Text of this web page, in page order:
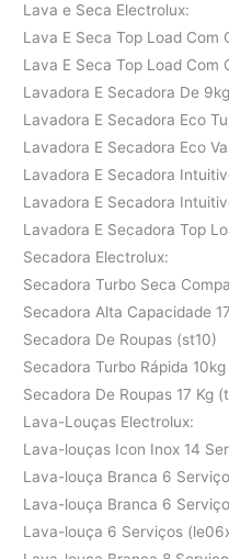
Lava e Seca Electrolux:
Lava E Seca Top Load Com
Lava E Seca Top Load Com
Lavadora E Secadora De
Lavadora E Secadora Eco
Lavadora E Secadora Eco
Lavadora E Secadora
Lavadora E Secadora
Lavadora E Secadora Top
Secadora Electrolux:
Secadora Turbo Seca
Secadora Alta Capacidade
Secadora De Roupas (st10)
Secadora Turbo Rápida
Secadora De Roupas 17 Kg
Lava-Louças Electrolux:
Lava-louças Icon Inox 14
Lava-louça Branca 6
Lava-louça Branca 6
Lava-louça 6 Serviços